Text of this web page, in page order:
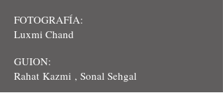
FOTOGRAFÍA:
Luxmi Chand
GUION:
Rahat Kazmi , Sonal Sehgal